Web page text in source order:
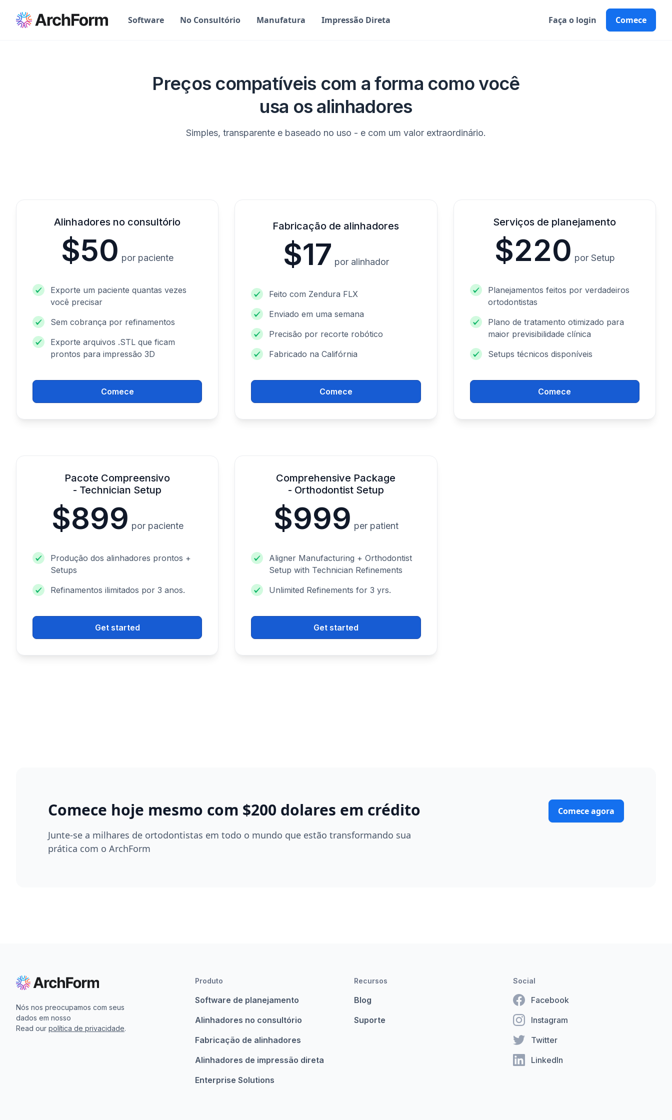
Software No Consultório Manufatura Impressão Direta Faça o login Comece
Preços compatíveis com a forma como você
usa os alinhadores
Simples, transparente e baseado no uso - e com um valor extraordinário.
Alinhadores no consultório
$50 por paciente
Exporte um paciente quantas vezes
você precisar
Sem cobrança por refinamentos
Exporte arquivos .STL que ficam
prontos para impressão 3D
Comece
Fabricação de alinhadores
$17 por alinhador
Feito com Zendura FLX
Enviado em uma semana
Precisão por recorte robótico
Fabricado na Califórnia
Comece
Serviços de planejamento
$220 por Setup
Planejamentos feitos por verdadeiros
ortodontistas
Plano de tratamento otimizado para
maior previsibilidade clínica
Setups técnicos disponíveis
Comece
Pacote Compreensivo
- Technician Setup
$899 por paciente
Produção dos alinhadores prontos +
Setups
Refinamentos ilimitados por 3 anos.
Get started
Comprehensive Package
- Orthodontist Setup
$999 per patient
Aligner Manufacturing + Orthodontist
Setup with Technician Refinements
Unlimited Refinements for 3 yrs.
Get started
Comece hoje mesmo com $200 dolares em crédito
Junte-se a milhares de ortodontistas em todo o mundo que estão transformando sua
prática com o ArchForm
Comece agora
Nós nos preocupamos com seus
dados em nosso
Read our política de privacidade.
Produto
Software de planejamento
Alinhadores no consultório
Fabricação de alinhadores
Alinhadores de impressão direta
Enterprise Solutions
Recursos
Blog
Suporte
Social
Facebook
Instagram
Twitter
LinkedIn